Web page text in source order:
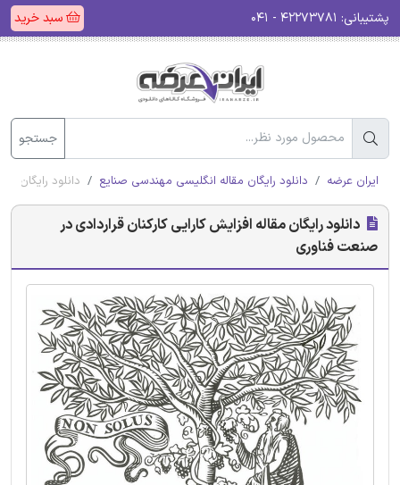
پشتیبانی: سبد خرید
جستجو
ایران عرضه دانلود رایگان مقاله انگلیسی مهندسی صنایع دانلود رایگان
دانلود رایگان مقاله افزایش کارایی کارکنان قراردادی در
صنعت فناوری